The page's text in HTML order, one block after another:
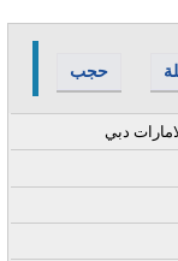
حجب
دبي